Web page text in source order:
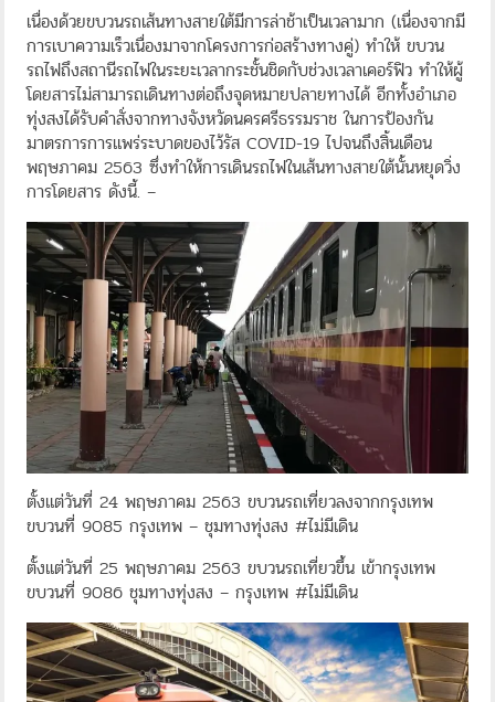
เนื่องด้วยขบวนรถเส้นทางสายใต้มีการล่าช้าเป็นเวลามาก (เนื่องจากมี
การเบาความเร็วเนื่องมาจากโครงการก่อสร้างทางคู่) ทำให้ ขบวน
รถไฟถึงสถานีรถไฟในระยะเวลากระชั้นชิดกับช่วงเวลาเคอร์ฟิว ทำให้ผู้
โดยสารไม่สามารถเดินทางต่อถึงจุดหมายปลายทางได้ อีกทั้งอำเภอ
ทุ่งสงได้รับคำสั่งจากทางจังหวัดนครศรีธรรมราช ในการป้องกัน
มาตรการการแพร่ระบาดของไว้รัส COVID-19 ไปจนถึงสิ้นเดือน
พฤษภาคม 2563 ซึ่งทำให้การเดินรถไฟในเส้นทางสายใต้นั้นหยุดวิ่ง
การโดยสาร ดังนี้. –
ตั้งแต่วันที่ 24 พฤษภาคม 2563 ขบวนรถเที่ยวลงจากกรุงเทพ
ขบวนที่ 9085 กรุงเทพ – ชุมทางทุ่งสง #ไม่มีเดิน
ตั้งแต่วันที่ 25 พฤษภาคม 2563 ขบวนรถเที่ยวขึ้น เข้ากรุงเทพ
ขบวนที่ 9086 ชุมทางทุ่งสง – กรุงเทพ #ไม่มีเดิน